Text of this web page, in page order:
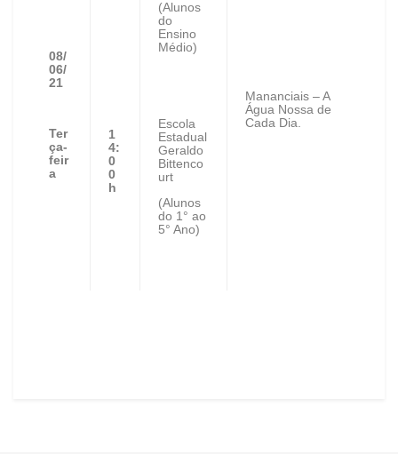
08/
06/
21
Ter
ça-
feir
a
1
4:
0
0
h
(Alunos
do
Ensino
Médio)
Escola
Estadual
Geraldo
Bittenco
urt
(Alunos
do 1° ao
5° Ano)
Mananciais – A
Água Nossa de
Cada Dia.